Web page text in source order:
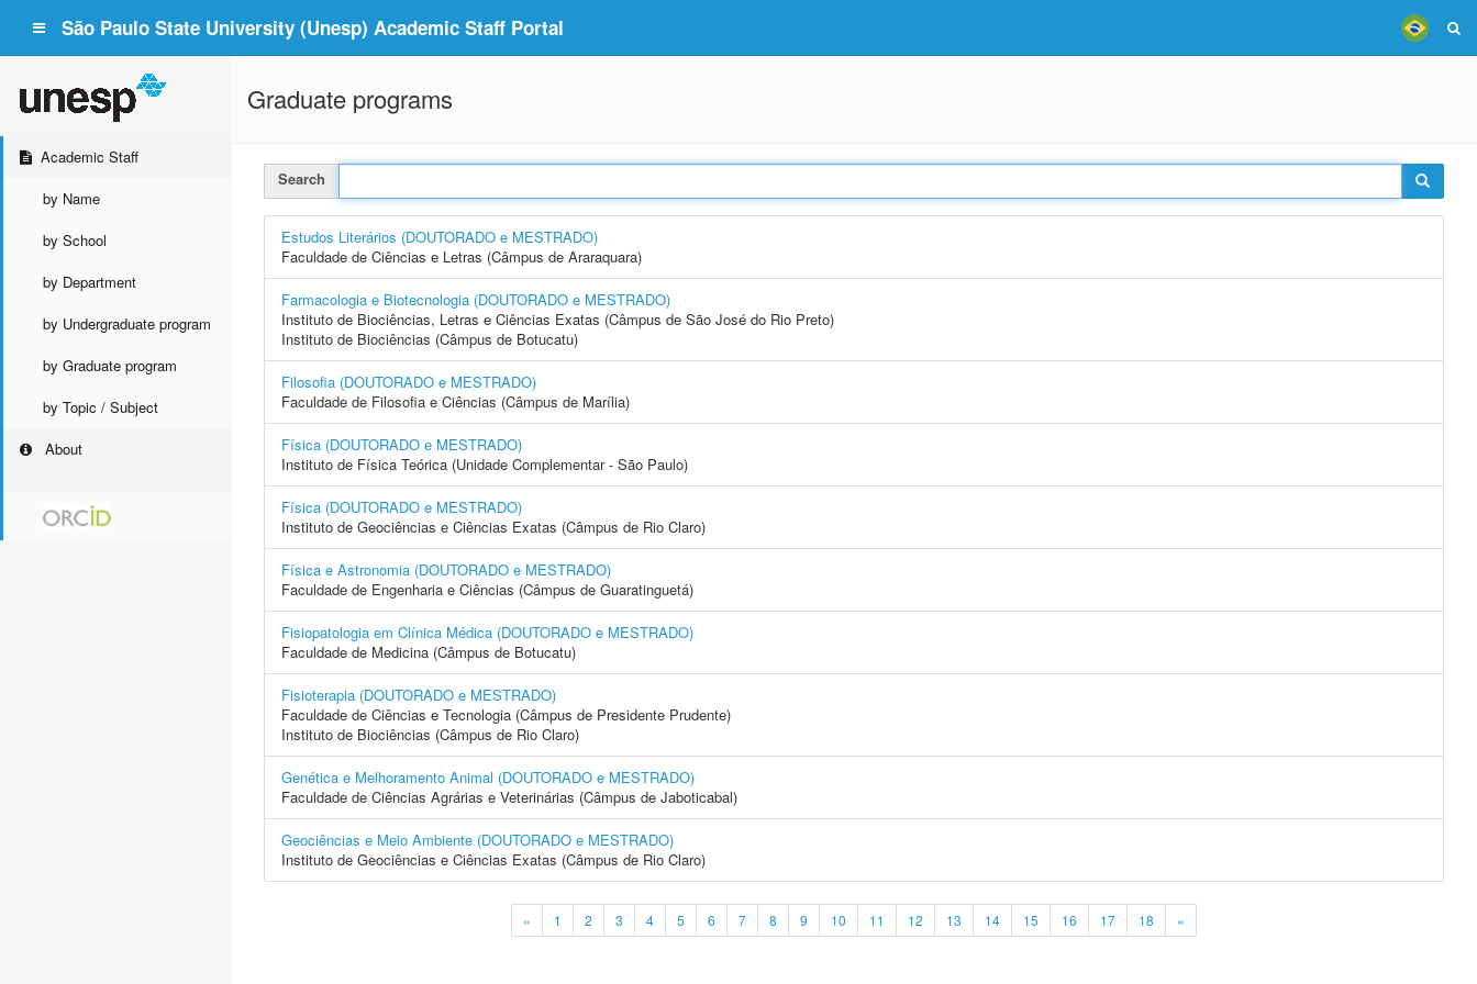
São Paulo State University (Unesp) Academic Staff Portal
Academic Staff
by Name
by School
by Department
by Undergraduate program
by Graduate program
by Topic / Subject
About
Graduate programs
Search
Estudos Literários (DOUTORADO e MESTRADO)
Faculdade de Ciências e Letras (Câmpus de Araraquara)
Farmacologia e Biotecnologia (DOUTORADO e MESTRADO)
Instituto de Biociências, Letras e Ciências Exatas (Câmpus de São José do Rio Preto)
Instituto de Biociências (Câmpus de Botucatu)
Filosofia (DOUTORADO e MESTRADO)
Faculdade de Filosofia e Ciências (Câmpus de Marília)
Física (DOUTORADO e MESTRADO)
Instituto de Física Teórica (Unidade Complementar - São Paulo)
Física (DOUTORADO e MESTRADO)
Instituto de Geociências e Ciências Exatas (Câmpus de Rio Claro)
Física e Astronomia (DOUTORADO e MESTRADO)
Faculdade de Engenharia e Ciências (Câmpus de Guaratinguetá)
Fisiopatologia em Clínica Médica (DOUTORADO e MESTRADO)
Faculdade de Medicina (Câmpus de Botucatu)
Fisioterapia (DOUTORADO e MESTRADO)
Faculdade de Ciências e Tecnologia (Câmpus de Presidente Prudente)
Instituto de Biociências (Câmpus de Rio Claro)
Genética e Melhoramento Animal (DOUTORADO e MESTRADO)
Faculdade de Ciências Agrárias e Veterinárias (Câmpus de Jaboticabal)
Geociências e Meio Ambiente (DOUTORADO e MESTRADO)
Instituto de Geociências e Ciências Exatas (Câmpus de Rio Claro)
« 1 2 3 4 5 6 7 8 9 10 11 12 13 14 15 16 17 18 »